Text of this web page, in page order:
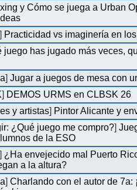
y Cómo se juega a Urban
] Practicidad vs imaginería en
juego has jugado más veces,
]Jugar a juegos de mesa con
] DEMOS URMS en CLBSK 26
y artistas] Pintor Alicante y
¿Qué juego me compro?]
de la ESO
] ¿Ha envejecido mal Puerto
a la altura?
]Charlando con el autor de 7a: